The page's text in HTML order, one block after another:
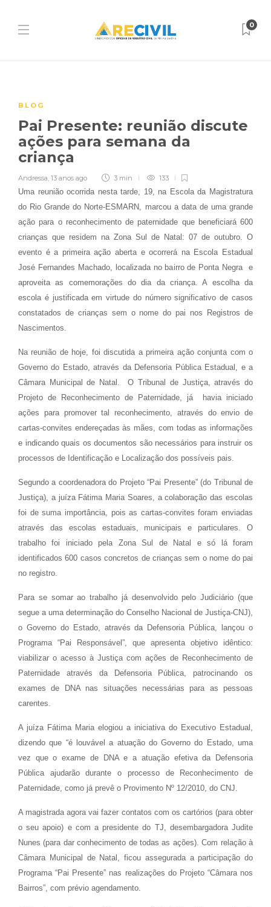
0
BLOG
Pai Presente: reunião discute
ações para semana da
criança
Andressa, 13 anos ago 3 min 133
Uma reunião ocorrida nesta tarde, 19, na Escola da Magistratura
do Rio Grande do Norte-ESMARN, marcou a data de uma grande
ação para o reconhecimento de paternidade que beneficiará 600
crianças que residem na Zona Sul de Natal: 07 de outubro. O
evento é a primeira ação aberta e ocorrerá na Escola Estadual
José Fernandes Machado, localizada no bairro de Ponta Negra e
aproveita as comemorações do dia da criança. A escolha da
escola é justificada em virtude do número significativo de casos
constatados de crianças sem o nome do pai nos Registros de
Nascimentos.
Na reunião de hoje, foi discutida a primeira ação conjunta com o
Governo do Estado, através da Defensoria Pública Estadual, e a
Câmara Municipal de Natal. O Tribunal de Justiça, através do
Projeto de Reconhecimento de Paternidade, já havia iniciado
ações para promover tal reconhecimento, através do envio de
cartas-convites endereçadas às mães, com todas as informações
e indicando quais os documentos são necessários para instruir os
processos de Identificação e Localização dos possíveis pais.
Segundo a coordenadora do Projeto “Pai Presente” (do Tribunal de
Justiça), a juíza Fátima Maria Soares, a colaboração das escolas
foi de suma importância, pois as cartas-convites foram enviadas
através das escolas estaduais, municipais e particulares. O
trabalho foi iniciado pela Zona Sul de Natal e só lá foram
identificados 600 casos concretos de crianças sem o nome do pai
no registro.
Para se somar ao trabalho já desenvolvido pelo Judiciário (que
segue a uma determinação do Conselho Nacional de Justiça-CNJ),
o Governo do Estado, através da Defensoria Pública, lançou o
Programa “Pai Responsável”, que apresenta objetivo idêntico:
viabilizar o acesso à Justiça com ações de Reconhecimento de
Paternidade através da Defensoria Pública, patrocinando os
exames de DNA nas situações necessárias para as pessoas
carentes.
A juíza Fátima Maria elogiou a iniciativa do Executivo Estadual,
dizendo que “é louvável a atuação do Governo do Estado, uma
vez que o exame de DNA e a atuação efetiva da Defensoria
Pública ajudarão durante o processo de Reconhecimento de
Paternidade, como já prevê o Provimento Nº 12/2010, do CNJ.
A magistrada agora vai fazer contatos com os cartórios (para obter
o seu apoio) e com a presidente do TJ, desembargadora Judite
Nunes (para dar conhecimento de todas as ações). Com relação à
Câmara Municipal de Natal, ficou assegurada a participação do
Programa “Pai Presente” nas realizações do Projeto “Câmara nos
Bairros”, com prévio agendamento.